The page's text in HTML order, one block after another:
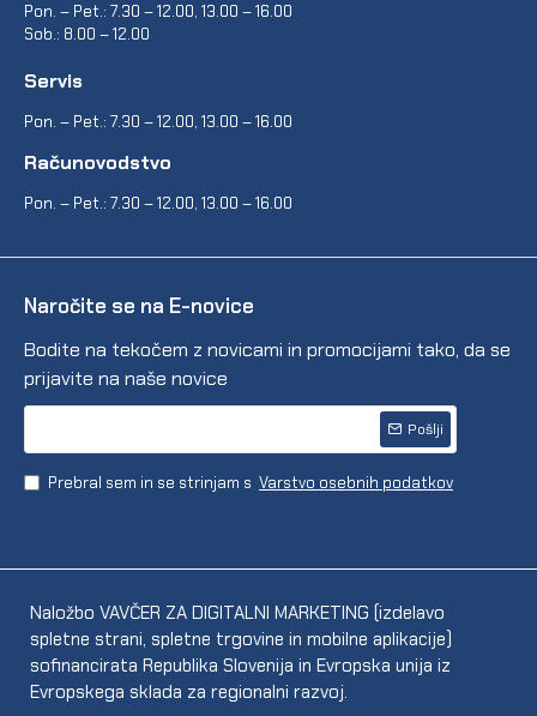
Pon. – Pet.: 7.30 – 12.00, 13.00 – 16.00
Sob.: 8.00 – 12.00
Servis
Pon. – Pet.: 7.30 – 12.00, 13.00 – 16.00
Računovodstvo
Pon. – Pet.: 7.30 – 12.00, 13.00 – 16.00
Naročite se na E-novice
Bodite na tekočem z novicami in promocijami tako, da se
prijavite na naše novice
Pošlji
Prebral sem in se strinjam s Varstvo osebnih podatkov
Naložbo VAVČER ZA DIGITALNI MARKETING (izdelavo
spletne strani, spletne trgovine in mobilne aplikacije)
sofinancirata Republika Slovenija in Evropska unija iz
Evropskega sklada za regionalni razvoj.